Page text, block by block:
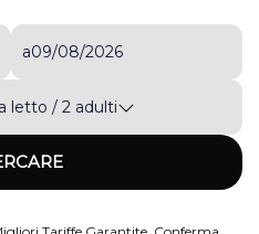
a
letto / 2 adulti